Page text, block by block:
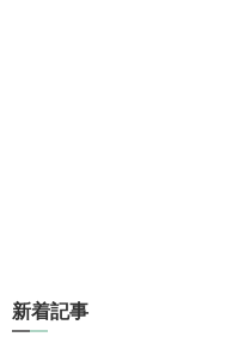
新着記事